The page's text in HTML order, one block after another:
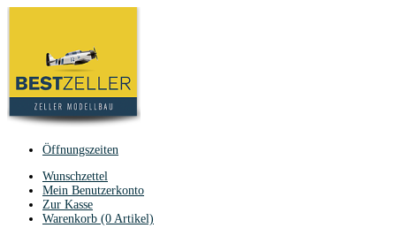
Öffnungszeiten
Wunschzettel
Mein Benutzerkonto
Zur Kasse
Warenkorb (0 Artikel)